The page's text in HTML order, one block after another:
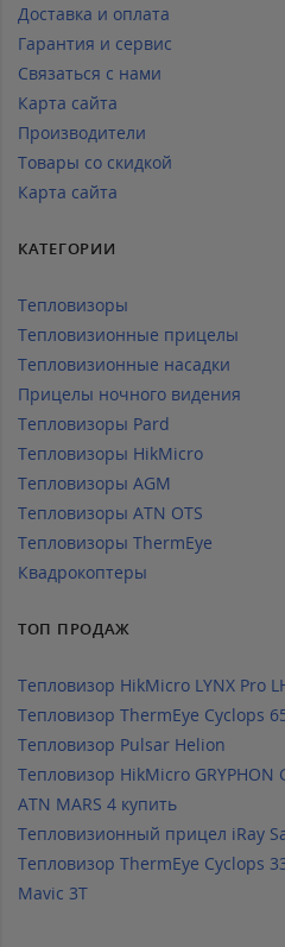
Доставка и оплата
Гарантия и сервис
Связаться с нами
Карта сайта
Производители
Товары со скидкой
Карта сайта
КАТЕГОРИИ
Тепловизоры
Тепловизионные прицелы
Тепловизионные насадки
Прицелы ночного видения
Тепловизоры Pard
Тепловизоры HikMicro
Тепловизоры AGM
Тепловизоры ATN OTS
Тепловизоры ThermEye
Квадрокоптеры
ТОП ПРОДАЖ
Тепловизор HikMicro LYNX Pro
Тепловизор ThermEye Cyclops
Тепловизор Pulsar Helion
Тепловизор HikMicro GRYPHON
ATN MARS 4 купить
Тепловизионный прицел iRay
Тепловизор ThermEye Cyclops
Mavic 3T